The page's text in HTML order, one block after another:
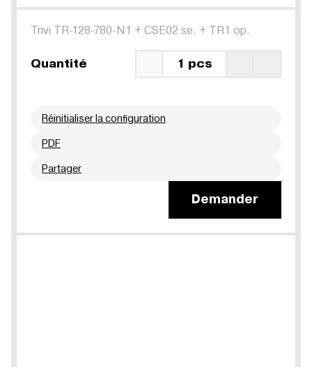
Trivi TR-128-780-N1 + CSE02 se. + TR1 op.
Quantité 1 pcs
Réinitialiser la configuration
PDF
Partager
Demander